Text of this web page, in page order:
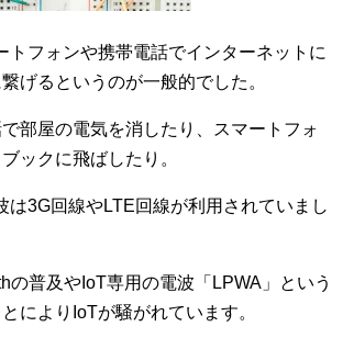
トフォンや携帯電話でインターネットに
げるというのが一般的でした。
部屋の電気を消したり、スマートフォ
ックに飛ばしたり。
は3G回線やLTE回線が利用されていまし
の普及やIoT専用の電波「LPWA」という
によりIoTが騒がれています。